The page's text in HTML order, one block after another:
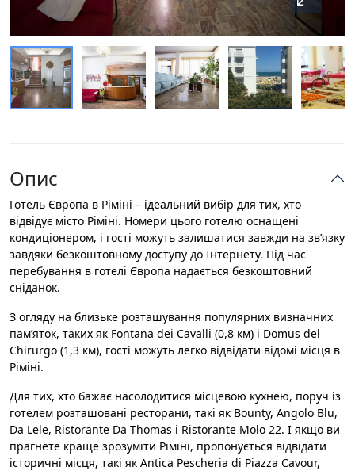
Опис
Готель Європа в Ріміні – ідеальний вибір для тих, хто
відвідує місто Ріміні. Номери цього готелю оснащені
кондиціонером, і гості можуть залишатися завжди на зв’язку
завдяки безкоштовному доступу до Інтернету. Під час
перебування в готелі Європа надається безкоштовний
сніданок.
З огляду на близьке розташування популярних визначних
пам’яток, таких як Fontana dei Cavalli (0,8 км) і Domus del
Chirurgo (1,3 км), гості можуть легко відвідати відомі місця в
Ріміні.
Для тих, хто бажає насолодитися місцевою кухнею, поруч із
готелем розташовані ресторани, такі як Bounty, Angolo Blu,
Da Lele, Ristorante Da Thomas і Ristorante Molo 22. І якщо ви
прагнете краще зрозуміти Ріміні, пропонується відвідати
історичні місця, такі як Antica Pescheria di Piazza Cavour,